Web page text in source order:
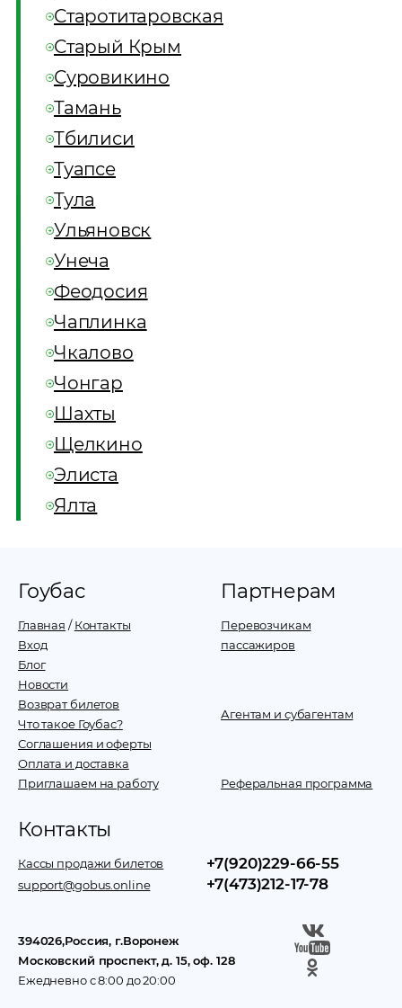
Старотитаровская
Старый Крым
Суровикино
Тамань
Тбилиси
Туапсе
Тула
Ульяновск
Унеча
Феодосия
Чаплинка
Чкалово
Чонгар
Шахты
Щелкино
Элиста
Ялта
Гоубас
Главная /Контакты
Вход
Блог
Новости
Возврат билетов
Что такое Гоубас?
Соглашения и оферты
Оплата и доставка
Приглашаем на работу
Партнерам
Перевозчикам
пассажиров
Агентам и субагентам
Реферальная программа
Контакты
Кассы продажи билетов
support@gobus.online
+7(920)229-66-55
+7(473)212-17-78
394026,Россия, г.Воронеж
Московский проспект, д. 15, оф. 128
Ежедневно с 8:00 до 20:00